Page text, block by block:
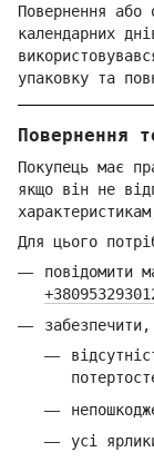
Повернення або
календарних
упаковку та
Повернення
Покупець має
якщо він не
Для цього
повідомити
усі